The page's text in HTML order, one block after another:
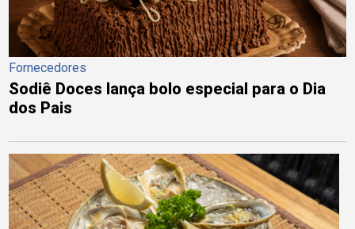
Fornecedores
Sodiê Doces lança bolo especial para o Dia
dos Pais